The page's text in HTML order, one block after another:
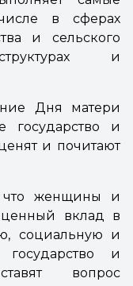
в сферах
и сельского
и
Дня матери
государство и
и почитают
женщины и
вклад в
социальную и
и
вопрос